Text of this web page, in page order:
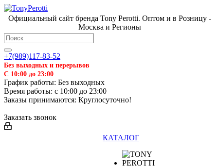
Официальный сайт бренда Tony Perotti. Оптом и в Розницу -
Москва и Регионы
+7(989)117-83-52
Без выходных и перерывов
С 10:00 до 23:00
График работы: Без выходных
Время работы: с 10:00 до 23:00
Заказы принимаются: Круглосуточно!
Заказать звонок
КАТАЛОГ